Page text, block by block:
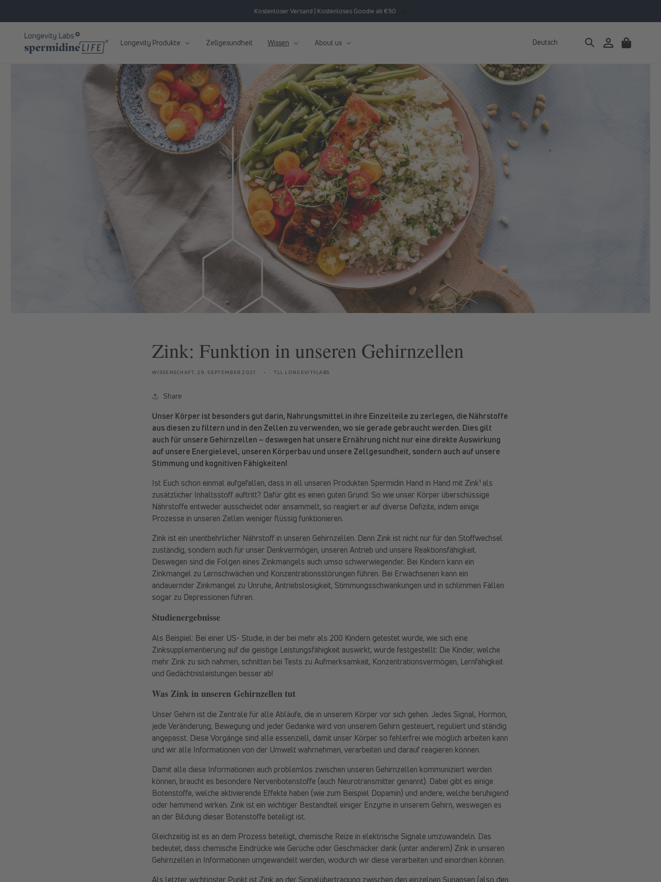
Inhalt
Kostenloser Versand | Kostenloses Goodie ab €90
Longevity Produkte Zellgesundheit Wissen About us Deutsch EinloggenWarenkorb
Zink: Funktion in unseren Gehirnzellen
WISSENSCHAFT, 29. SEPTEMBER 2021 TLL LONGEVITYLABS
Share
Unser Körper ist besonders gut darin, Nahrungsmittel in ihre Einzelteile zu zerlegen, die Nährstoffe
aus diesen zu filtern und in den Zellen zu verwenden, wo sie gerade gebraucht werden. Dies gilt
auch für unsere Gehirnzellen – deswegen hat unsere Ernährung nicht nur eine direkte Auswirkung
auf unsere Energielevel, unseren Körperbau und unsere Zellgesundheit, sondern auch auf unsere
Stimmung und kognitiven Fähigkeiten!
Ist Euch schon einmal aufgefallen, dass in all unseren Produkten Spermidin Hand in Hand mit Zink1 als
zusätzlicher Inhaltsstoff auftritt? Dafür gibt es einen guten Grund: So wie unser Körper überschüssige
Nährstoffe entweder ausscheidet oder ansammelt, so reagiert er auf diverse Defizite, indem einige
Prozesse in unseren Zellen weniger flüssig funktionieren.
Zink ist ein unentbehrlicher Nährstoff in unseren Gehirnzellen. Denn Zink ist nicht nur für den Stoffwechsel
zuständig, sondern auch für unser Denkvermögen, unseren Antrieb und unsere Reaktionsfähigkeit.
Deswegen sind die Folgen eines Zinkmangels auch umso schwerwiegender. Bei Kindern kann ein
Zinkmangel zu Lernschwächen und Konzentrationsstörungen führen. Bei Erwachsenen kann ein
andauernder Zinkmangel zu Unruhe, Antriebslosigkeit, Stimmungsschwankungen und in schlimmen Fällen
sogar zu Depressionen führen.
Studienergebnisse
Als Beispiel: Bei einer US- Studie, in der bei mehr als 200 Kindern getestet wurde, wie sich eine
Zinksupplementierung auf die geistige Leistungsfähigkeit auswirkt, wurde festgestellt: Die Kinder, welche
mehr Zink zu sich nahmen, schnitten bei Tests zu Aufmerksamkeit, Konzentrationsvermögen, Lernfähigkeit
und Gedächtnisleistungen besser ab!
Was Zink in unseren Gehirnzellen tut
Unser Gehirn ist die Zentrale für alle Abläufe, die in unserem Körper vor sich gehen. Jedes Signal, Hormon,
jede Veränderung, Bewegung und jeder Gedanke wird von unserem Gehirn gesteuert, reguliert und ständig
angepasst. Diese Vorgänge sind alle essenziell, damit unser Körper so fehlerfrei wie möglich arbeiten kann
und wir alle Informationen von der Umwelt wahrnehmen, verarbeiten und darauf reagieren können.
Damit alle diese Informationen auch problemlos zwischen unseren Gehirnzellen kommuniziert werden
können, braucht es besondere Nervenbotenstoffe (auch Neurotransmitter genannt). Dabei gibt es einige
Botenstoffe, welche aktivierende Effekte haben (wie zum Beispiel Dopamin) und andere, welche beruhigend
oder hemmend wirken. Zink ist ein wichtiger Bestandteil einiger Enzyme in unserem Gehirn, weswegen es
an der Bildung dieser Botenstoffe beteiligt ist.
Gleichzeitig ist es an dem Prozess beteiligt, chemische Reize in elektrische Signale umzuwandeln. Das
bedeutet, dass chemische Eindrücke wie Gerüche oder Geschmäcker dank (unter anderem) Zink in unseren
Gehirnzellen in Informationen umgewandelt werden, wodurch wir diese verarbeiten und einordnen können.
Als letzter wichtigster Punkt ist Zink an der Signalübertragung zwischen den einzelnen Synapsen (also den